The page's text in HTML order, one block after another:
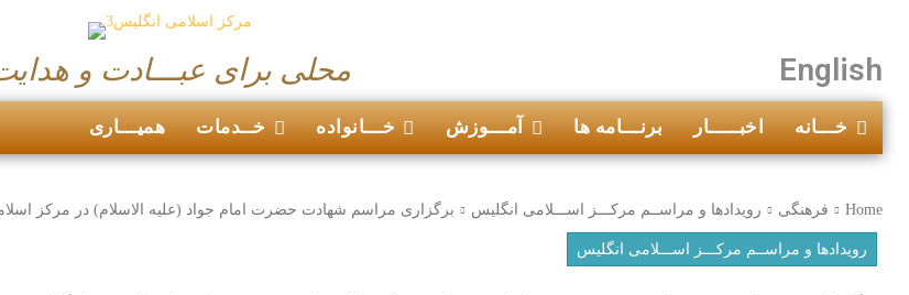
محلی برای عبـــادت و English
همیـــاری خــدمات خـــانواده آمـــوزش برنـــامه ها اخبـــــار خـــانه
Home فرهنگی رویدادها و مراســم مرکـــز اســـلامی انگلیس برگزاری مراسم شهادت حضرت امام جواد (علیه الاسلام) در مرکز
رویدادها و مراســم مرکـــز اســـلامی انگلیس